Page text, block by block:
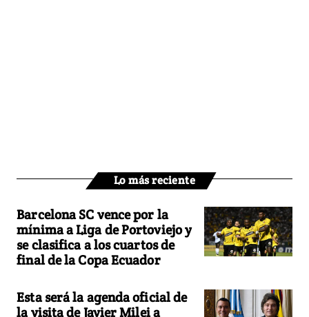
Lo más reciente
Barcelona SC vence por la
mínima a Liga de Portoviejo y
se clasifica a los cuartos de
final de la Copa Ecuador
Esta será la agenda oficial de
la visita de Javier Milei a